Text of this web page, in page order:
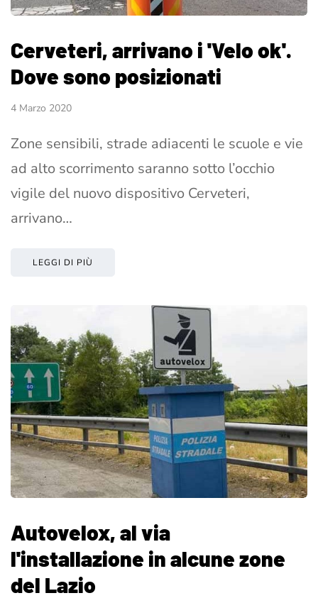
Cerveteri, arrivano i 'Velo ok'.
Dove sono posizionati
4 Marzo 2020
Zone sensibili, strade adiacenti le scuole e vie
ad alto scorrimento saranno sotto l’occhio
vigile del nuovo dispositivo Cerveteri,
arrivano…
LEGGI DI PIÙ
Autovelox, al via
l'installazione in alcune zone
del Lazio